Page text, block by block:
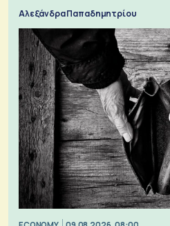
Αλεξάνδρα Παπαδημητρίου